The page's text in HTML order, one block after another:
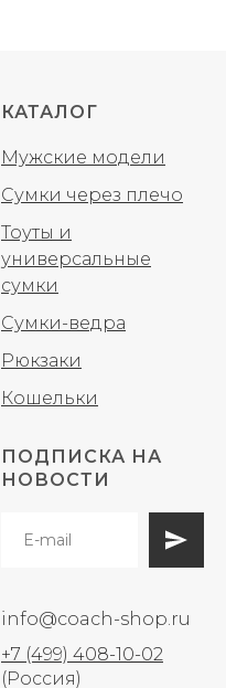
КАТАЛОГ
Мужские модели
Сумки через плечо
Тоуты и
универсальные
сумки
Сумки-ведра
Рюкзаки
Кошельки
ПОДПИСКА НА
НОВОСТИ
info@coach-shop.ru
+7 (499) 408-10-02
(Россия)